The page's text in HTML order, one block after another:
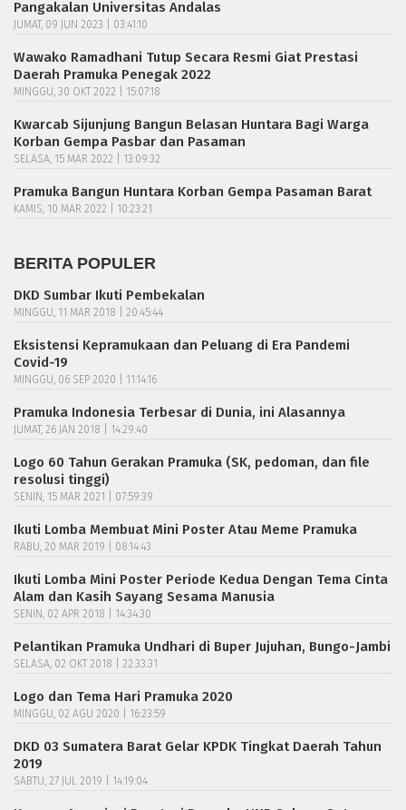
Pangakalan Universitas Andalas
JUMAT, 09 JUN 2023 | 03:41:10
Wawako Ramadhani Tutup Secara Resmi Giat Prestasi
Daerah Pramuka Penegak 2022
MINGGU, 30 OKT 2022 | 15:07:18
Kwarcab Sijunjung Bangun Belasan Huntara Bagi Warga
Korban Gempa Pasbar dan Pasaman
SELASA, 15 MAR 2022 | 13:09:32
Pramuka Bangun Huntara Korban Gempa Pasaman Barat
KAMIS, 10 MAR 2022 | 10:23:21
BERITA POPULER
DKD Sumbar Ikuti Pembekalan
MINGGU, 11 MAR 2018 | 20:45:44
Eksistensi Kepramukaan dan Peluang di Era Pandemi
Covid-19
MINGGU, 06 SEP 2020 | 11:14:16
Pramuka Indonesia Terbesar di Dunia, ini Alasannya
JUMAT, 26 JAN 2018 | 14:29:40
Logo 60 Tahun Gerakan Pramuka (SK, pedoman, dan file
resolusi tinggi)
SENIN, 15 MAR 2021 | 07:59:39
Ikuti Lomba Membuat Mini Poster Atau Meme Pramuka
RABU, 20 MAR 2019 | 08:14:43
Ikuti Lomba Mini Poster Periode Kedua Dengan Tema Cinta
Alam dan Kasih Sayang Sesama Manusia
SENIN, 02 APR 2018 | 14:34:30
Pelantikan Pramuka Undhari di Buper Jujuhan, Bungo-Jambi
SELASA, 02 OKT 2018 | 22:33:31
Logo dan Tema Hari Pramuka 2020
MINGGU, 02 AGU 2020 | 16:23:59
DKD 03 Sumatera Barat Gelar KPDK Tingkat Daerah Tahun
2019
SABTU, 27 JUL 2019 | 14:19:04